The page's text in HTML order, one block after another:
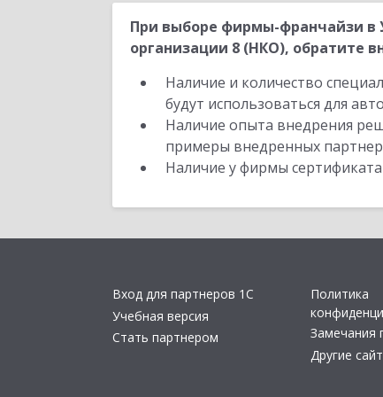
При выборе фирмы-франчайзи в
организации 8 (НКО), обратите
Наличие и количество
будут использоваться для
Наличие опыта внедрения
примеры внедренных
Наличие у фирмы сертификата
Вход для партнеров 1С
Учебная версия
Стать партнером
Политика
Замечания
Другие